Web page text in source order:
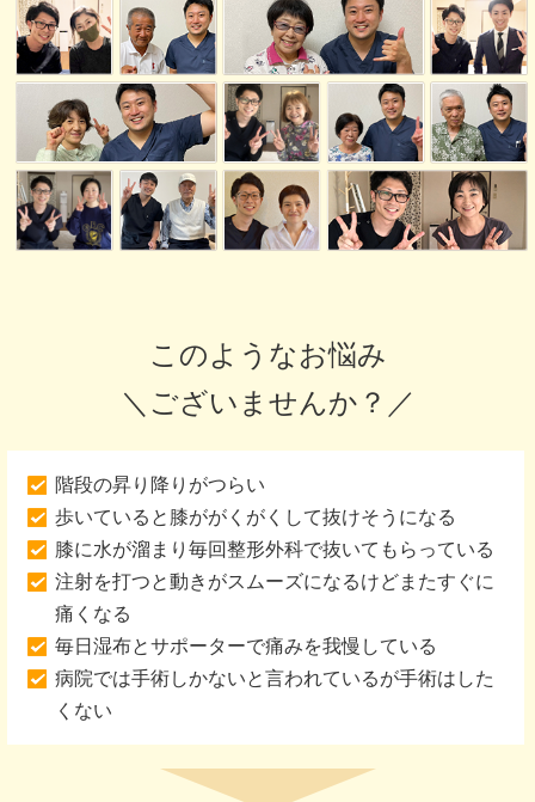
このようなお悩み
＼ございませんか？／
階段の昇り降りがつらい
歩いていると膝ががくがくして抜けそうになる
膝に水が溜まり毎回整形外科で抜いてもらっている
注射を打つと動きがスムーズになるけどまたすぐに
痛くなる
毎日湿布とサポーターで痛みを我慢している
病院では手術しかないと言われているが手術はした
くない